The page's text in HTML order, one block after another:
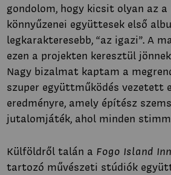
gondolom, hogy kicsit olyan az
könnyűzenei együttesek első
legkarakteresebb, “az igazi”. A
ezen a projekten keresztül
Nagy bizalmat kaptam a
szuper együttműködés vezetett
eredményre, amely építész
jutalomjáték, ahol minden
Külföldről talán a Fogo Island Inn
tartozó művészeti stúdiók